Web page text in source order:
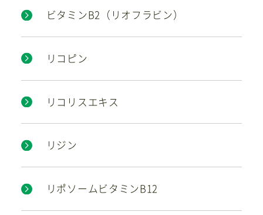
ビタミンB2（リオフラビン）
リコピン
リコリスエキス
リジン
リポソームビタミンB12